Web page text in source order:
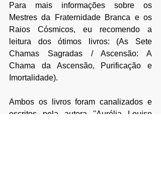
Para mais informações sobre os
Mestres da Fraternidade Branca e os
Raios Cósmicos, eu recomendo a
leitura dos ótimos livros: (As Sete
Chamas Sagradas /
Ascensão: A
Chama da Ascensão, Purificação e
Imortalidade).
Ambos os livros foram canalizados e
escritos pela autora ''Aurélia Louise